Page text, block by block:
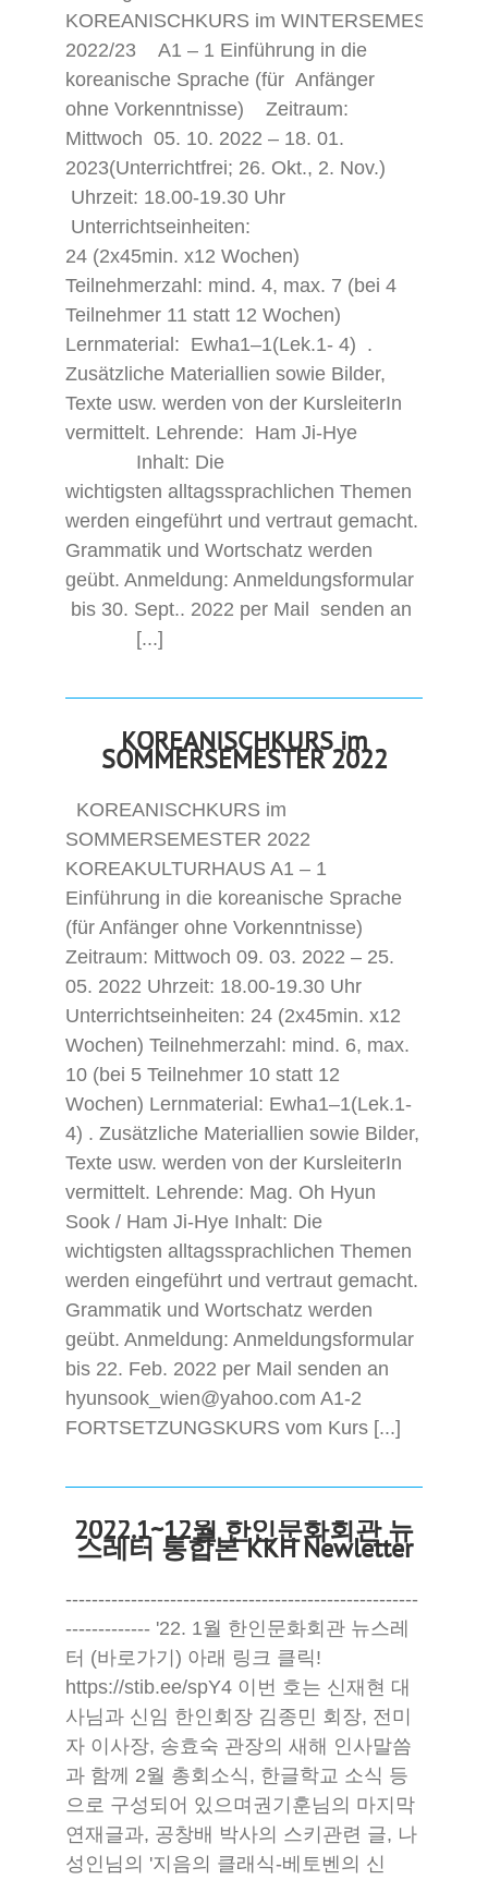
KOREANISCHKURS im WINTERSEMESTER
2022/23 A1 – 1 Einführung in die
koreanische Sprache (für Anfänger
ohne Vorkenntnisse) Zeitraum:
Mittwoch 05. 10. 2022 – 18. 01.
2023(Unterrichtfrei; 26. Okt., 2. Nov.)
Uhrzeit: 18.00-19.30 Uhr
Unterrichtseinheiten:
24 (2x45min. x12 Wochen)
Teilnehmerzahl: mind. 4, max. 7 (bei 4
Teilnehmer 11 statt 12 Wochen)
Lernmaterial: Ewha1–1(Lek.1- 4) .
Zusätzliche Materiallien sowie Bilder,
Texte usw. werden von der KursleiterIn
vermittelt. Lehrende: Ham Ji-Hye
Inhalt: Die
wichtigsten alltagssprachlichen Themen
werden eingeführt und vertraut gemacht.
Grammatik und Wortschatz werden
geübt. Anmeldung: Anmeldungsformular
bis 30. Sept.. 2022 per Mail senden an
[...]
KOREANISCHKURS im
SOMMERSEMESTER 2022
KOREANISCHKURS im
SOMMERSEMESTER 2022
KOREAKULTURHAUS A1 – 1
Einführung in die koreanische Sprache
(für Anfänger ohne Vorkenntnisse)
Zeitraum: Mittwoch 09. 03. 2022 – 25.
05. 2022 Uhrzeit: 18.00-19.30 Uhr
Unterrichtseinheiten: 24 (2x45min. x12
Wochen) Teilnehmerzahl: mind. 6, max.
10 (bei 5 Teilnehmer 10 statt 12
Wochen) Lernmaterial: Ewha1–1(Lek.1-
4) . Zusätzliche Materiallien sowie Bilder,
Texte usw. werden von der KursleiterIn
vermittelt. Lehrende: Mag. Oh Hyun
Sook / Ham Ji-Hye Inhalt: Die
wichtigsten alltagssprachlichen Themen
werden eingeführt und vertraut gemacht.
Grammatik und Wortschatz werden
geübt. Anmeldung: Anmeldungsformular
bis 22. Feb. 2022 per Mail senden an
hyunsook_wien@yahoo.com A1-2
FORTSETZUNGSKURS vom Kurs [...]
2022.1~12월 한인문화회관 뉴
스레터 통합본 KKH Newletter
------------------------------------------------------
------------- '22. 1월 한인문화회관 뉴스레
터 (바로가기) 아래 링크 클릭!
https://stib.ee/spY4 이번 호는 신재현 대
사님과 신임 한인회장 김종민 회장, 전미
자 이사장, 송효숙 관장의 새해 인사말씀
과 함께 2월 총회소식, 한글학교 소식 등
으로 구성되어 있으며권기훈님의 마지막
연재글과, 공창배 박사의 스키관련 글, 나
성인님의 '지음의 클래식-베토벤의 신